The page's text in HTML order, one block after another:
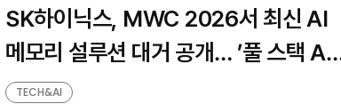
SK하이닉스, MWC 2026서 최신 AI
메모리 설루션 대거 공개… ’풀 스택 AI
메모리 크리에이터’로서 기술 역량 뽐내
TECH&AI